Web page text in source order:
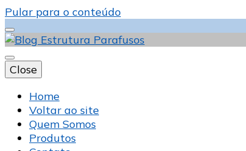
Pular para o conteúdo
Blog Estrutura
Close
Home
Voltar ao site
Quem Somos
Produtos